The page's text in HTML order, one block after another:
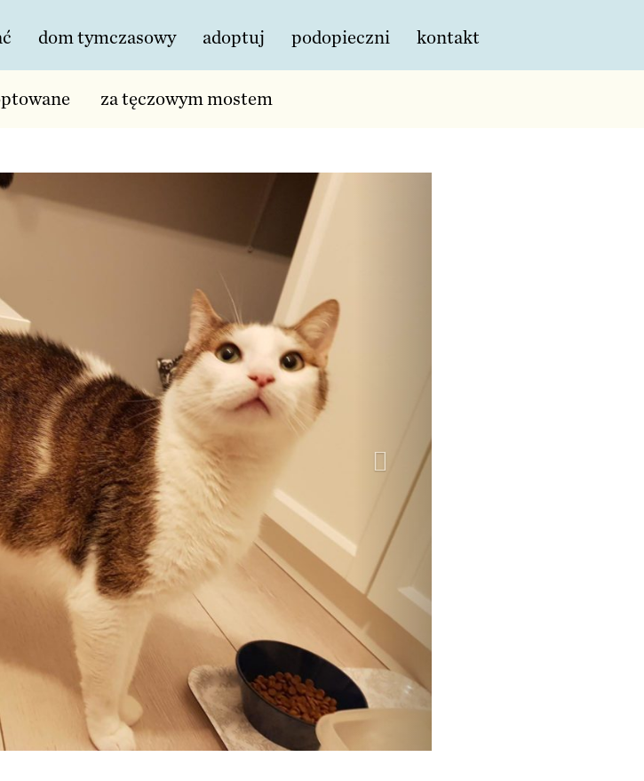
dom tymczasowy adoptuj podopieczni kontakt
za tęczowym mostem